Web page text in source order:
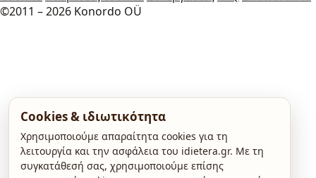
©2011 – 2026 Konordo OÜ
Cookies & ιδιωτικότητα
Χρησιμοποιούμε απαραίτητα cookies για τη
λειτουργία και την ασφάλεια του idietera.gr. Με τη
συγκατάθεσή σας, χρησιμοποιούμε επίσης